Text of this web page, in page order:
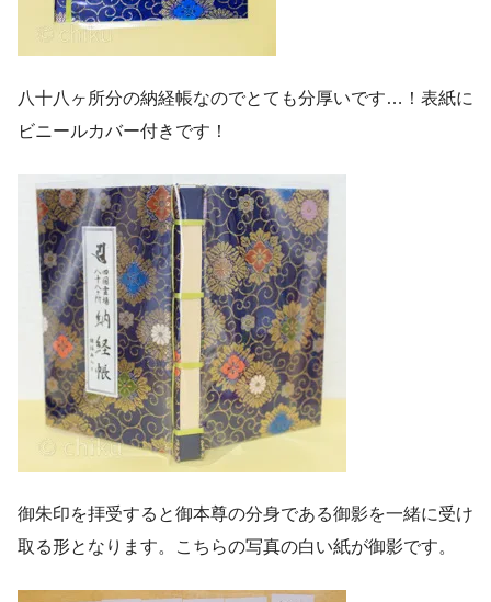
八十八ヶ所分の納経帳なのでとても分厚いです…！表紙に
ビニールカバー付きです！
御朱印を拝受すると御本尊の分身である御影を一緒に受け
取る形となります。こちらの写真の白い紙が御影です。